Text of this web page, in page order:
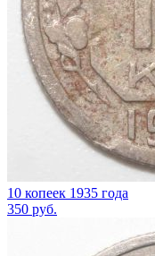
10 копеек 1935 года
350 руб.